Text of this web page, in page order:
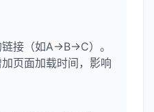
接（如A→B→C）。
页面加载时间，影响